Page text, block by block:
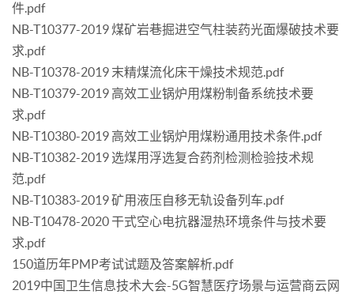
件.pdf
NB-T10377-2019 煤矿岩巷掘进空气柱装药光面爆破技术要
求.pdf
NB-T10378-2019 末精煤流化床干燥技术规范.pdf
NB-T10379-2019 高效工业锅炉用煤粉制备系统技术要
求.pdf
NB-T10380-2019 高效工业锅炉用煤粉通用技术条件.pdf
NB-T10382-2019 选煤用浮选复合药剂检测检验技术规
范.pdf
NB-T10383-2019 矿用液压自移无轨设备列车.pdf
NB-T10478-2020 干式空心电抗器湿热环境条件与技术要
求.pdf
150道历年PMP考试试题及答案解析.pdf
2019中国卫生信息技术大会-5G智慧医疗场景与运营商云网